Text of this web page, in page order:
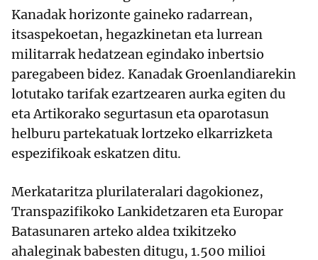
Kanadak horizonte gaineko radarrean,
itsaspekoetan, hegazkinetan eta lurrean
militarrak hedatzean egindako inbertsio
paregabeen bidez. Kanadak Groenlandiarekin
lotutako tarifak ezartzearen aurka egiten du
eta Artikorako segurtasun eta oparotasun
helburu partekatuak lortzeko elkarrizketa
espezifikoak eskatzen ditu.
Merkataritza plurilateralari dagokionez,
Transpazifikoko Lankidetzaren eta Europar
Batasunaren arteko aldea txikitzeko
ahaleginak babesten ditugu, 1.500 milioi